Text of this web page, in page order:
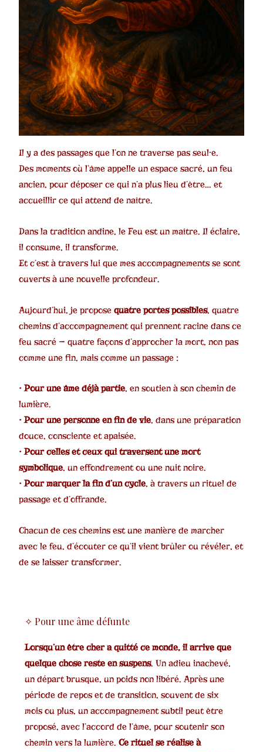
Il y a des passages que l’on ne traverse pas seul·e.
Des moments où l’âme appelle un espace sacré, un feu
ancien, pour déposer ce qui n’a plus lieu d’être… et
accueillir ce qui attend de naître.
Dans la tradition andine, le Feu est un maître. Il éclaire,
il consume, il transforme.
Et c’est à travers lui que mes accompagnements se sont
ouverts à une nouvelle profondeur.
Aujourd’hui, je proposequatre portes possibles, quatre
chemins d’accompagnement qui prennent racine dans ce
feu sacré — quatre façons d’approcher la mort, non pas
comme une fin, mais comme un passage :
•Pour une âme déjà partie, en soutien à son chemin de
lumière.
•Pour une personne en fin de vie, dans une préparation
douce, consciente et apaisée.
•Pour celles et ceux qui traversent une mort
symbolique, un effondrement ou une nuit noire.
•Pour marquer la fin d’un cycle, à travers un rituel de
passage et d’offrande.
Chacun de ces chemins est une manière de marcher
avec le feu, d’écouter ce qu’il vient brûler ou révéler, et
de se laisser transformer.
✧ Pour une âme défunte
Lorsqu’un être cher a quitté ce monde, il arrive que
quelque chose reste en suspens. Un adieu inachevé,
un départ brusque, un poids non libéré. Après une
période de repos et de transition, souvent de six
mois ou plus, un accompagnement subtil peut être
proposé, avec l’accord de l’âme, pour soutenir son
chemin vers la lumière.Ce rituel se réalise à